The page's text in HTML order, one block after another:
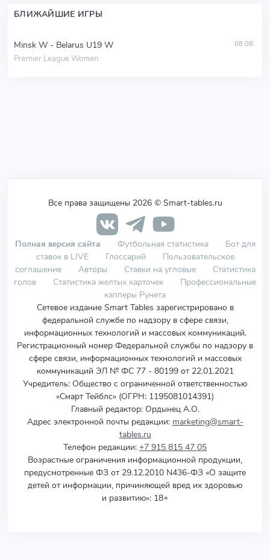
БЛИЖАЙШИЕ ИГРЫ
Minsk W - Belarus U19 W
Premier League Women
08.08
Все права защищены 2026 © Smart-tables.ru
Полная версия сайта Футбольная статистика
Бот для
ставок в LIVE
Глоссарий
Пользовательское
соглашение
Авторы Ставки на угловые
Статистика
голов
Статистика желтых карточек
Профессиональные
капперы Рунета
Сетевое издание Smart Tables зарегистрировано в
федеральной службе по надзору в сфере связи,
информационных технологий и массовых коммуникаций.
Регистрационный номер Федеральной службы по надзору в
сфере связи, информационных технологий и массовых
коммуникаций ЭЛ № ФС 77 - 80199 от 22.01.2021
Учредитель: Общество с ограниченной ответственностью
«Смарт Тейблс» (ОГРН: 1195081014391)
Главный редактор: Ордынец А.О.
Адрес электронной почты редакции: marketing@smart-
tables.ru
Телефон редакции: +7 915 815 47 05
Возрастные ограничения информационной продукции,
предусмотренные ФЗ от 29.12.2010 N436-ФЗ «О защите
детей от информации, причиняющей вред их здоровью
и развитию»: 18+